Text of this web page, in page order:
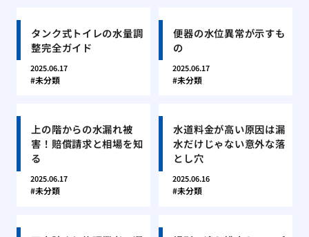
タンク式トイレの水量調
整完全ガイド
2025.06.17
未分類
便器の水位異常が示すも
の
2025.06.17
未分類
上の階からの水漏れ被
害！賠償請求と相場を知
る
2025.06.17
未分類
水道料金が高い原因は漏
水だけじゃない意外な落
とし穴
2025.06.16
未分類